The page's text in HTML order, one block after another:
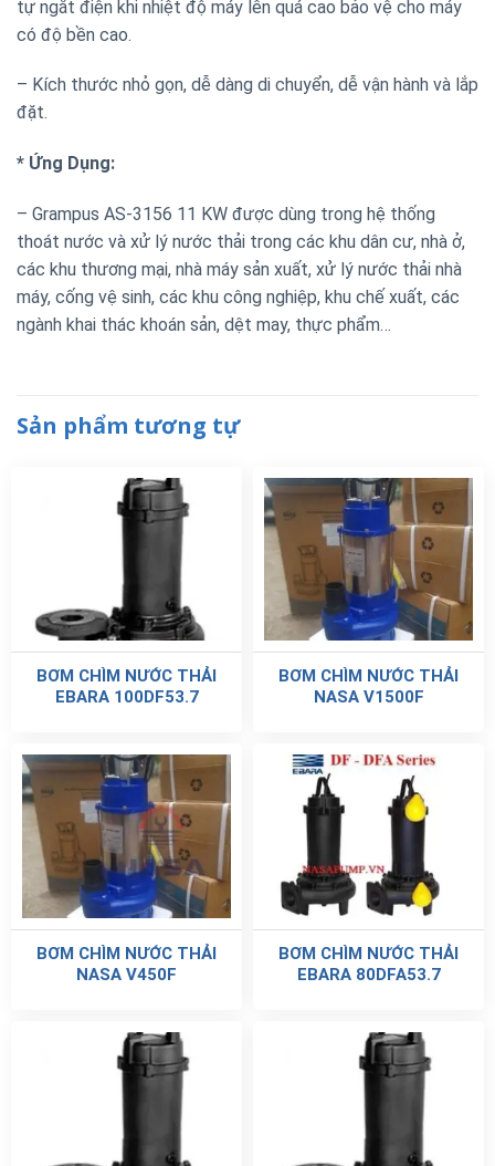
tự ngắt điện khi nhiệt độ máy lên quá cao bảo vệ cho máy
có độ bền cao.
– Kích thước nhỏ gọn, dễ dàng di chuyển, dễ vận hành và lắp
đặt.
* Ứng Dụng:
– Grampus AS-3156 11 KW được dùng trong hệ thống
thoát nước và xử lý nước thải trong các khu dân cư, nhà ở,
các khu thương mại, nhà máy sản xuất, xử lý nước thải nhà
máy, cống vệ sinh, các khu công nghiệp, khu chế xuất, các
ngành khai thác khoán sản, dệt may, thực phẩm…
Sản phẩm tương tự
BƠM CHÌM NƯỚC THẢI
EBARA 100DF53.7
BƠM CHÌM NƯỚC THẢI
NASA V1500F
BƠM CHÌM NƯỚC THẢI
NASA V450F
BƠM CHÌM NƯỚC THẢI
EBARA 80DFA53.7